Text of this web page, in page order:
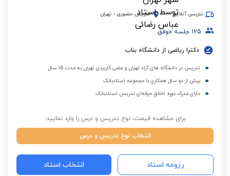
تدریس آنلاین تدریس حضوری - تهران
125 جلسه موفق
دکترا ریاضی از دانشگاه بناب
تدریس در دانشگاه های آزاد تهران و علمی کاربردی تهران به مدت 15 سال
بیش از دو سال همکاری با مجموعه استادبانک
دارای مدرک دوره اخلاق حرفه‌ای تدریس استادبانک
برای مشاهده قیمت، نوع تدریس و درس را وارد نمایید:
انتخاب نوع تدریس و درس
رزومه استاد انتخاب استاد